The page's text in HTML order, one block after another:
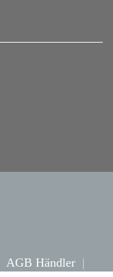
AGB Händler |